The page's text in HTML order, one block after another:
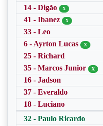
14 - Digão
X
41 - Ibanez X
33 - Leo
6 - Ayrton Lucas
X
25 - Richard
35 - Marcos Junior
X
16 - Jadson
37 - Everaldo
18 - Luciano
32 - Paulo Ricardo